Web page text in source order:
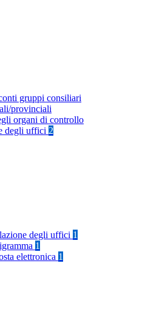
gruppi consiliari
provinciali
organi di controllo
degli uffici 2
degli uffici 1
1
elettronica 1